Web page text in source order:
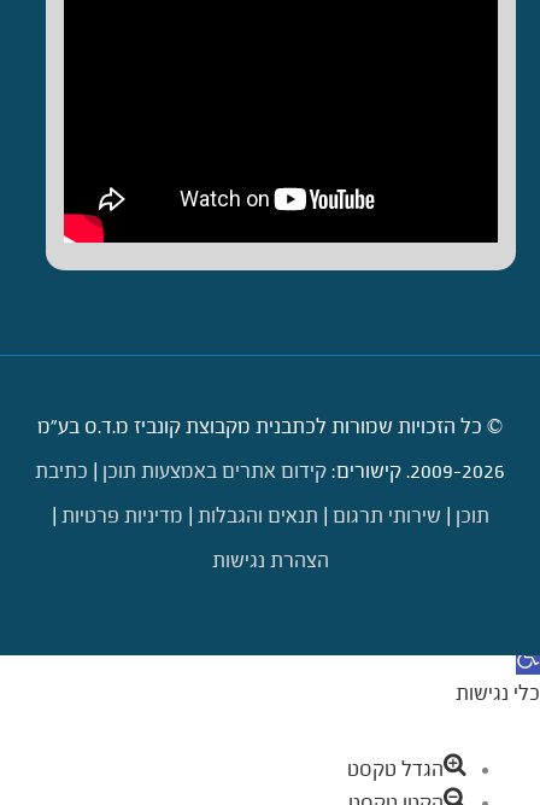
© כל הזכויות שמורות לכתבנית מקבוצת קונביז מ.ד.ס בע"מ
2009-2026. קישורים:
קידום אתרים באמצעות תוכן
כתיבת
תוכן
שירותי תרגום תנאים והגבלות מדיניות פרטיות
הצהרת נגישות
פתח סרגל נגישות
כלי נגישות
הגדל טקסט